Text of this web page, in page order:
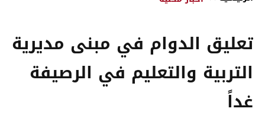
تعليق الدوام في مبنى مديرية
التربية والتعليم في الرصيفة
غداً